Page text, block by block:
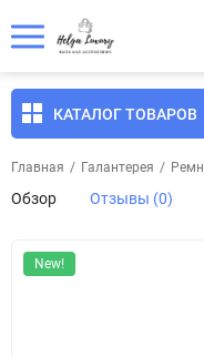
КАТАЛОГ ТОВАРОВ
Главная / Галантерея /
Обзор Отзывы (0)
New!